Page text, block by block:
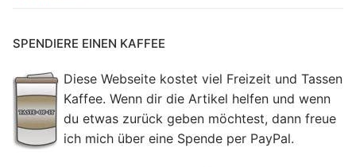
SPENDIERE EINEN KAFFEE
Diese Webseite kostet viel Freizeit und Tassen
Kaffee. Wenn dir die Artikel helfen und wenn
du etwas zurück geben möchtest, dann freue
ich mich über eine Spende per PayPal.